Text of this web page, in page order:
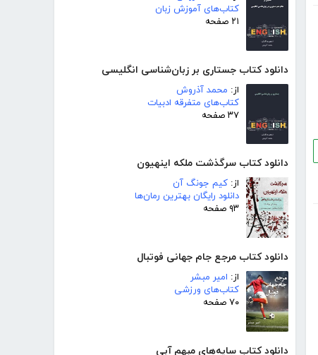
کتاب‌های آموزش زبان
۲۱ صفحه
دانلود کتاب جستاری بر زبان‌شناسی انگلیسی
از: محمد آذروش
کتاب‌های متفرقه ادبیات
۳۷ صفحه
دانلود کتاب سرگذشت ملکه اینهیون
از: کیم جونگ آن
دانلود رایگان بهترین رمان‌ها
۹۳ صفحه
دانلود کتاب مرجع جام جهانی فوتبال
از: امیر مبشر
کتاب‌های ورزشی
۷۰ صفحه
دانلود کتاب سایه‌های مبهم آبی